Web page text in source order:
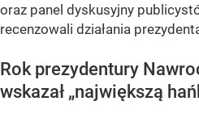
oraz panel dyskusyjny
recenzowali działania
Rok prezydentury
wskazał „największą